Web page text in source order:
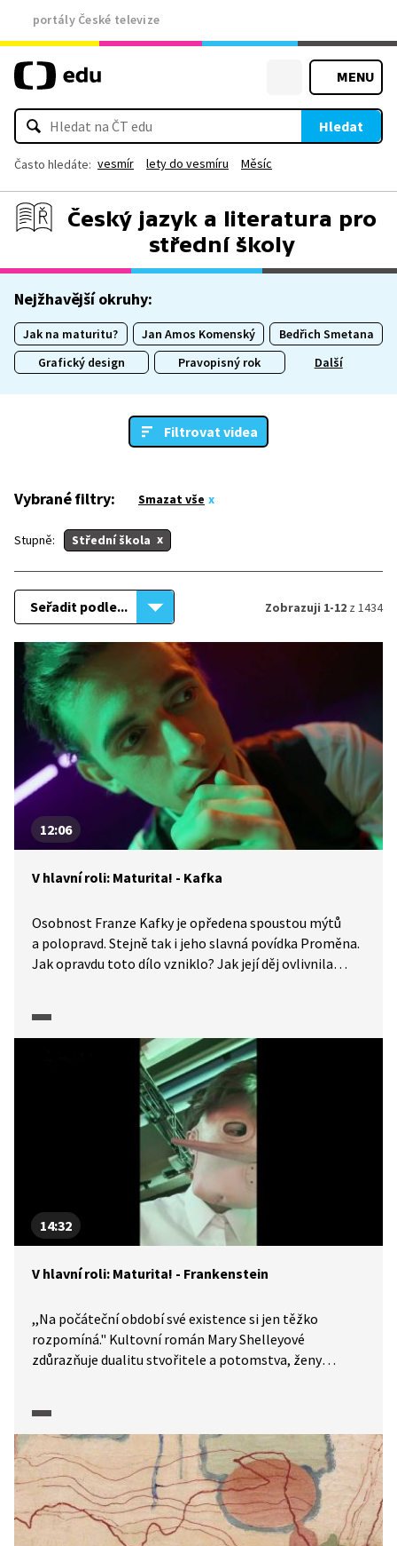
portály České televize
MENU
Hledat
Často hledáte: vesmír lety do vesmíru Měsíc
Český jazyk a literatura pro
střední školy
Nejžhavější okruhy:
Jak na maturitu? Jan Amos Komenský
Bedřich Smetana
Grafický design
Pravopisný rok Další
Filtrovat videa
Vybrané filtry: Smazat vše
Stupně: Střední škola
Seřadit podle... Zobrazuji 1-12 z 1434
12:06
V hlavní roli: Maturita! - Kafka
Osobnost Franze Kafky je opředena spoustou mýtů
a polopravd. Stejně tak i jeho slavná povídka Proměna.
Jak opravdu toto dílo vzniklo? Jak její děj ovlivnila
se zrodila Proměna.
14:32
V hlavní roli: Maturita! - Frankenstein
,,Na počáteční období své existence si jen těžko
rozpomíná." Kultovní román Mary Shelleyové
zdůrazňuje dualitu stvořitele a potomstva, ženy